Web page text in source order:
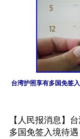
台湾护照享有多国免签
【人民报消息】
多国免签入境待